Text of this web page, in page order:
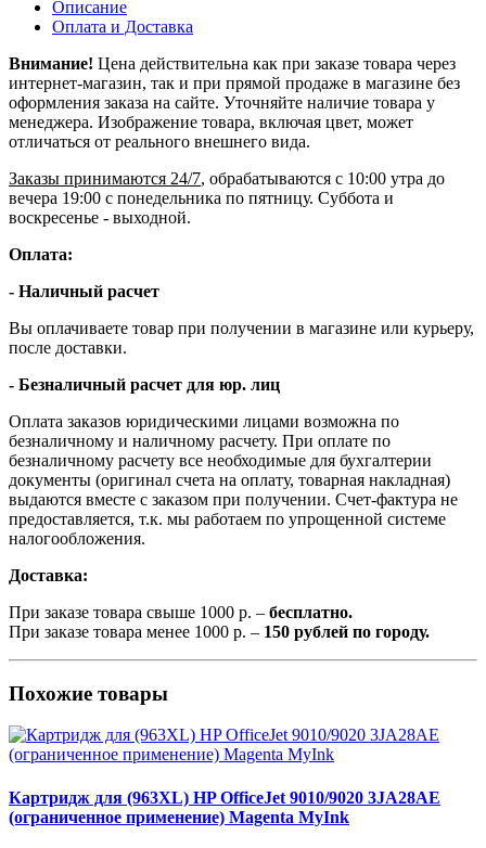
Описание
Оплата и Доставка
Внимание! Цена действительна как при заказе товара через
интернет-магазин, так и при прямой продаже в магазине без
оформления заказа на сайте. Уточняйте наличие товара у
менеджера. Изображение товара, включая цвет, может
отличаться от реального внешнего вида.
Заказы принимаются 24/7, обрабатываются с 10:00 утра до
вечера 19:00 с понедельника по пятницу. Суббота и
воскресенье - выходной.
Оплата:
- Наличный расчет
Вы оплачиваете товар при получении в магазине или курьеру,
после доставки.
- Безналичный расчет для юр. лиц
Оплата заказов юридическими лицами возможна по
безналичному и наличному расчету. При оплате по
безналичному расчету все необходимые для бухгалтерии
документы (оригинал счета на оплату, товарная накладная)
выдаются вместе с заказом при получении. Счет-фактура не
предоставляется, т.к. мы работаем по упрощенной системе
налогообложения.
Доставка:
При заказе товара свыше 1000 р. – бесплатно.
При заказе товара менее 1000 р. – 150 рублей по городу.
Похожие товары
Картридж для (963XL) HP OfficeJet 9010/9020 3JA28AE
(ограниченное применение) Magenta MyInk